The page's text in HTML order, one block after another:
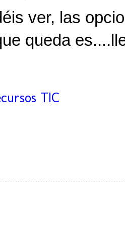
ver, las
queda
TIC